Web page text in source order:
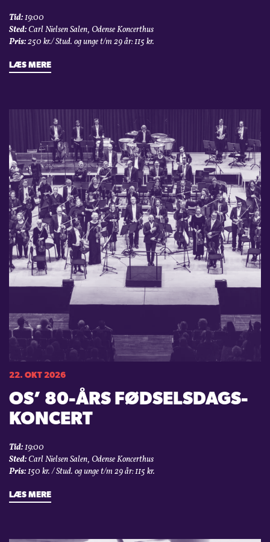
Tid:19:00
Sted:Carl Nielsen Salen, Odense Koncerthus
Pris:250 kr./ Stud. og unge t/m 29 år: 115 kr.
LÆS MERE
22. OKT 2026
OS’ 80-ÅRS FØDSELSDAGS­
KONCERT
Tid:19:00
Sted:Carl Nielsen Salen, Odense Koncerthus
Pris:150 kr. / Stud. og unge t/m 29 år: 115 kr.
LÆS MERE